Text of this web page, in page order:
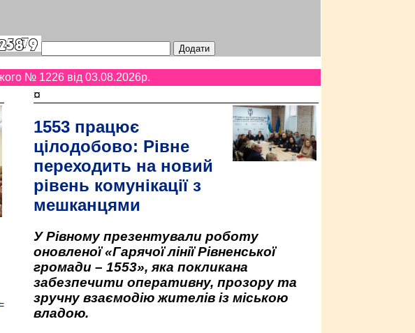
№ 1226 від 03.08.2026p.
¤
1553 працює
цілодобово: Рівне
переходить на новий
рівень комунікації з
мешканцями
У Рівному презентували роботу
оновленої «Гарячої лінії Рівненської
громади – 1553», яка покликана
забезпечити оперативну, прозору та
зручну взаємодію жителів із міською
владою.